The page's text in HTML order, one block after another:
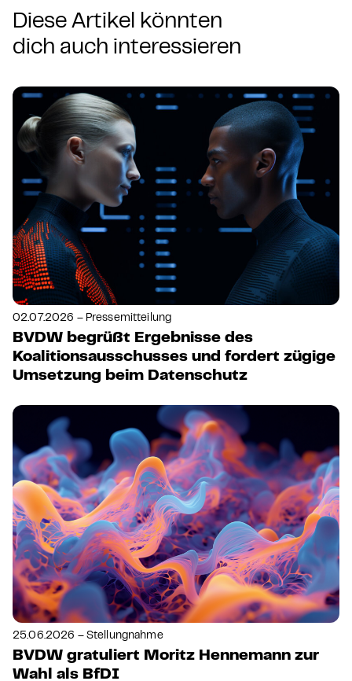
Diese Artikel könnten
dich auch interessieren
02.07.2026 – Pressemitteilung
BVDW begrüßt Ergebnisse des
Koalitionsausschusses und fordert zügige
Umsetzung beim Datenschutz
25.06.2026 – Stellungnahme
BVDW gratuliert Moritz Hennemann zur
Wahl als BfDI